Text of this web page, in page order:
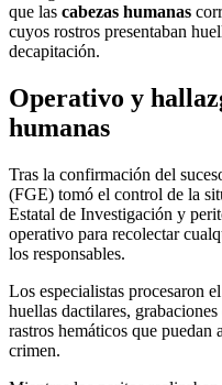
que las cabezas humanas
cuyos rostros presentaban
decapitación.
Operativo y
humanas
Tras la confirmación del
(FGE) tomó el control de la
Estatal de Investigación y
operativo para recolectar
los responsables.
Los especialistas procesaron
huellas dactilares,
rastros hemáticos que puedan
crimen.